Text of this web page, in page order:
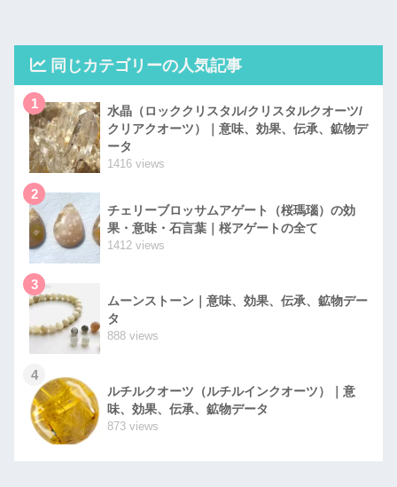
同じカテゴリーの人気記事
1
水晶（ロッククリスタル/クリスタルクオーツ/
クリアクオーツ）｜意味、効果、伝承、鉱物デ
ータ
1416 views
2
チェリーブロッサムアゲート（桜瑪瑙）の効
果・意味・石言葉｜桜アゲートの全て
1412 views
3
ムーンストーン｜意味、効果、伝承、鉱物デー
タ
888 views
4
ルチルクオーツ（ルチルインクオーツ）｜意
味、効果、伝承、鉱物データ
873 views